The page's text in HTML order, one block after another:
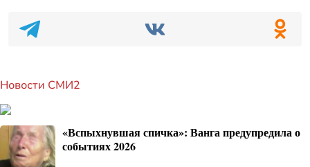
Новости СМИ2
«Вспыхнувшая спичка»: Ванга предупредила о
событиях 2026